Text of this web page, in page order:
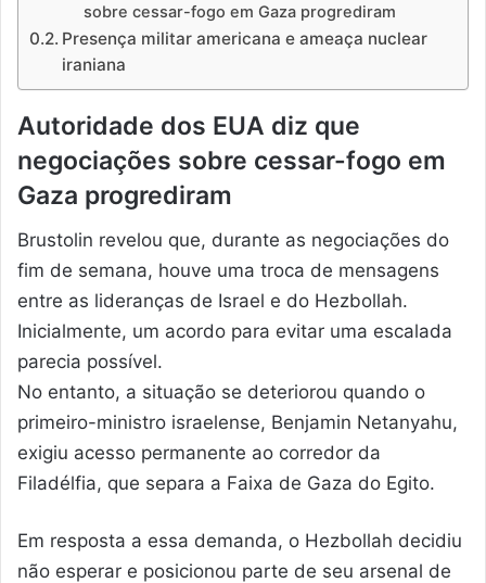
sobre cessar-fogo em Gaza progrediram
Presença militar americana e ameaça nuclear
iraniana
Autoridade dos EUA diz que
negociações sobre cessar-fogo em
Gaza progrediram
Brustolin revelou que, durante as negociações do
fim de semana, houve uma troca de mensagens
entre as lideranças de Israel e do Hezbollah.
Inicialmente, um acordo para evitar uma escalada
parecia possível.
No entanto, a situação se deteriorou quando o
primeiro-ministro israelense, Benjamin Netanyahu,
exigiu acesso permanente ao corredor da
Filadélfia, que separa a Faixa de Gaza do Egito.
Em resposta a essa demanda, o Hezbollah decidiu
não esperar e posicionou parte de seu arsenal de